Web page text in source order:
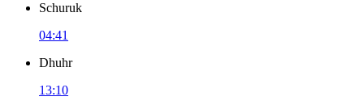
Schuruk
04:41
Dhuhr
13:10